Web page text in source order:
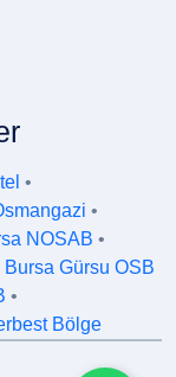
•
•
NOSAB •
Bursa Gürsu OSB
•
Bölge